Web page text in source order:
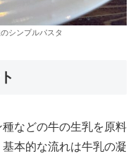
シンプルパスタ
などの牛の生乳を原料
本的な流れは牛乳の凝